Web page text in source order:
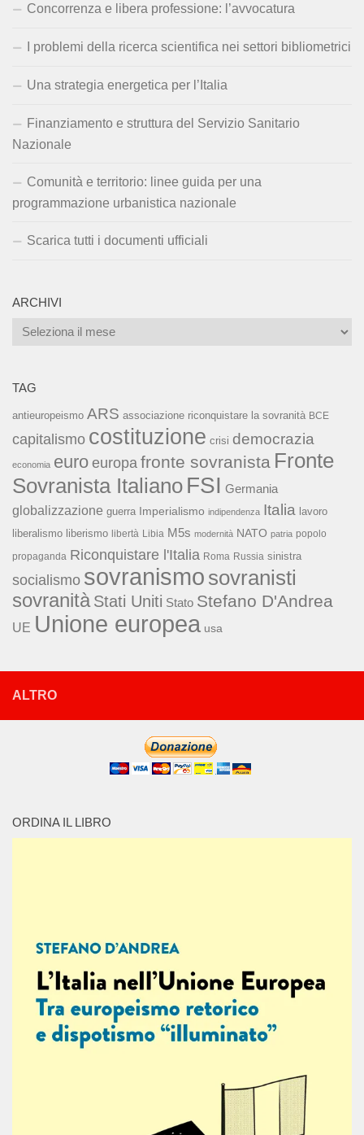
Concorrenza e libera professione: l’avvocatura
I problemi della ricerca scientifica nei settori bibliometrici
Una strategia energetica per l’Italia
Finanziamento e struttura del Servizio Sanitario
Nazionale
Comunità e territorio: linee guida per una
programmazione urbanistica nazionale
Scarica tutti i documenti ufficiali
ARCHIVI
Archivi
TAG
antieuropeismo ARS associazione riconquistare la sovranità BCE
capitalismo costituzione crisi democrazia
economia euro europa fronte sovranista Fronte
Sovranista Italiano FSI Germania
globalizzazione guerra Imperialismo indipendenza Italia lavoro
liberalismo liberismo libertà Libia M5s modernità NATO patria popolo
propaganda Riconquistare l'Italia Roma Russia sinistra
socialismo sovranismo sovranisti
sovranità Stati Uniti Stato Stefano D'Andrea
UE Unione europea usa
ALTRO
ORDINA IL LIBRO